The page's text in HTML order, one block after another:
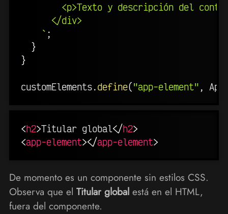
<p>Texto y descripción del
      </div>
` ;
}
}
customElements.define("app-element" ,
<h2>Titular global</h2>
<app-element></app-element>
De momento es un componente sin estilos CSS.
Observa que el Titular globalestá en el HTML,
fuera del componente.